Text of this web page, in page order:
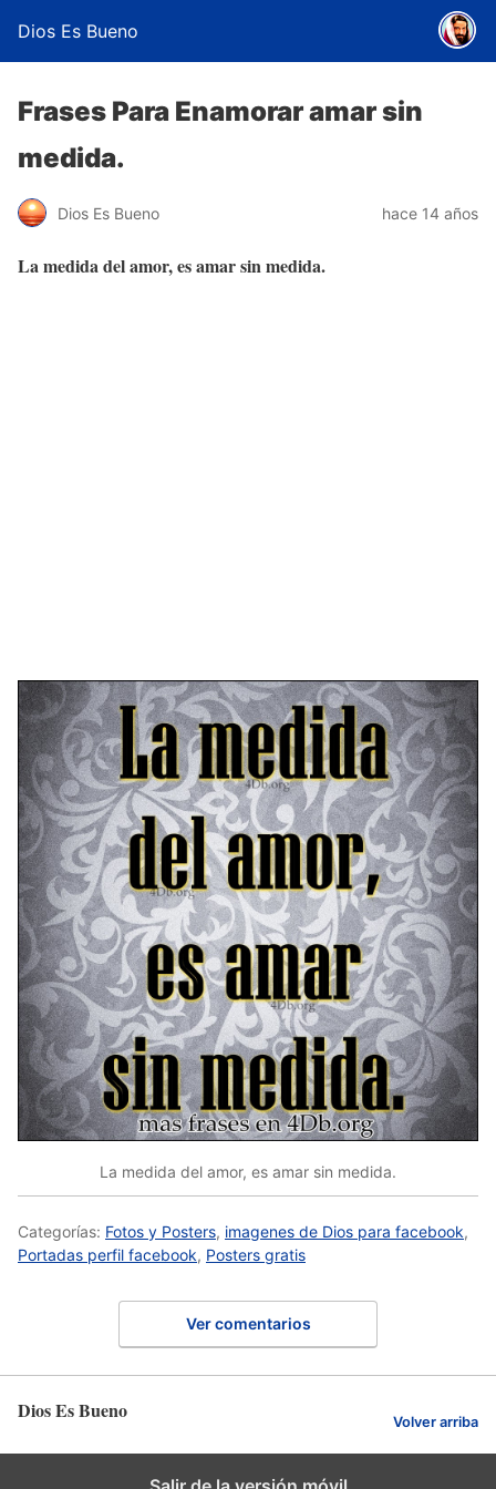
Dios Es Bueno
Frases Para Enamorar amar sin
medida.
Dios Es Bueno hace 14 años
La medida del amor, es amar sin medida.
La medida del amor, es amar sin medida.
Categorías: Fotos y Posters, imagenes de Dios para facebook,
Portadas perfil facebook, Posters gratis
Ver comentarios
Dios Es Bueno Volver arriba